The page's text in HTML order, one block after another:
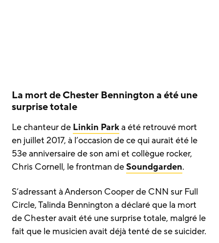
La mort de Chester Bennington a été une
surprise totale
Le chanteur de Linkin Parka été retrouvé mort
en juillet 2017, à l’occasion de ce qui aurait été le
53e anniversaire de son ami et collègue rocker,
Chris Cornell, le frontman deSoundgarden.
S’adressant à Anderson Cooper de CNN sur Full
Circle, Talinda Bennington a déclaré que la mort
de Chester avait été une surprise totale, malgré le
fait que le musicien avait déjà tenté de se suicider.